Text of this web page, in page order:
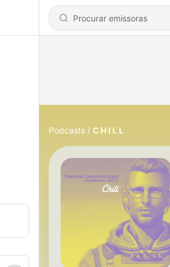
Podcasts C H I L L